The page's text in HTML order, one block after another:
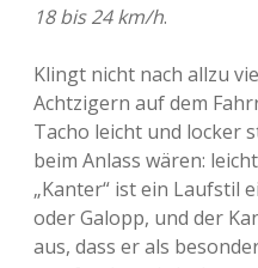
18 bis 24 km/h.
Klingt nicht nach allzu
Achtzigern auf dem
Tacho leicht und locker
beim Anlass wären:
„Kanter“ ist ein Laufstil
oder Galopp, und der
aus, dass er als